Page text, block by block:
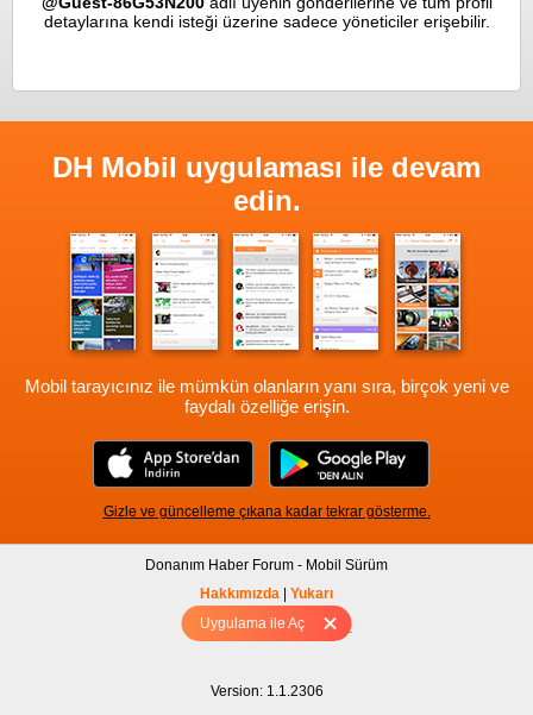
Uygulama ile Aç
detaylarına kendi isteği üzerine sadece yöneticiler erişebilir.
DH Mobil uygulaması ile devam
edin.
Mobil tarayıcınız ile mümkün olanların yanı sıra, birçok yeni ve
faydalı özelliğe erişin.
Gizle ve güncelleme çıkana kadar tekrar gösterme.
Donanım Haber Forum - Mobil Sürüm
Hakkımızda | Yukarı
Tam sürüm için Tıklayınız
Version: 1.1.2306